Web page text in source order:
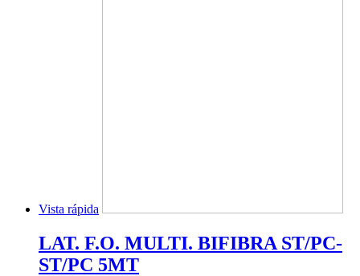
Vista rápida
LAT. F.O. MULTI. BIFIBRA ST/PC-
ST/PC 5MT